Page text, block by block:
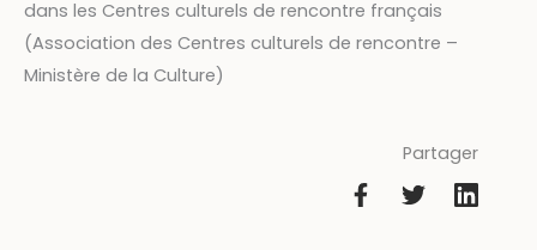
dans les Centres culturels de rencontre français
(Association des Centres culturels de rencontre –
Ministère de la Culture)
Partager